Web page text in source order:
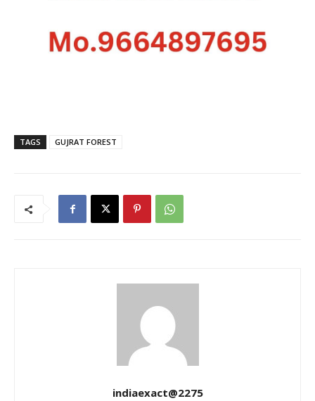
TAGS GUJRAT FOREST
indiaexact@2275